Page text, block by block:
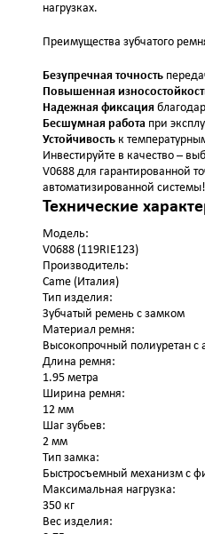
нагрузках.
Преимущества зубчатого
Безупречная точность
Повышенная
Надежная фиксация
Бесшумная работа при
Устойчивость к
Инвестируйте в качество –
V0688 для гарантированной
автоматизированной системы!
Технические
Модель:
V0688 (119RIE123)
Производитель:
Came (Италия)
Тип изделия:
Зубчатый ремень с замком
Материал ремня:
Высокопрочный полиуретан
Длина ремня:
1.95 метра
Ширина ремня:
12 мм
Шаг зубьев:
2 мм
Тип замка:
Быстросъемный механизм с
Максимальная нагрузка:
350 кг
Вес изделия: